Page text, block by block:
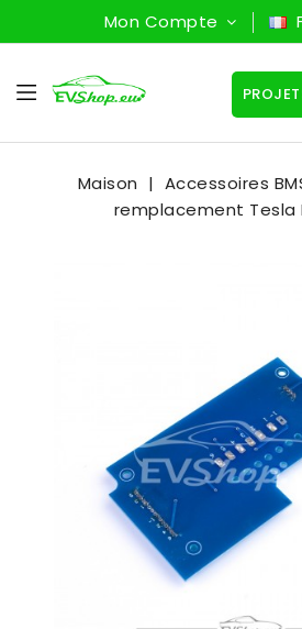
Mon Compte
Maison Accessoires
remplacement Tesla